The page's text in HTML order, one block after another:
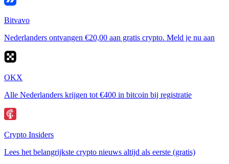
Bitvavo
Nederlanders ontvangen €20,00 aan gratis crypto. Meld je nu aan
OKX
Alle Nederlanders krijgen tot €400 in bitcoin bij registratie
Crypto Insiders
Lees het belangrijkste crypto nieuws altijd als eerste (gratis)